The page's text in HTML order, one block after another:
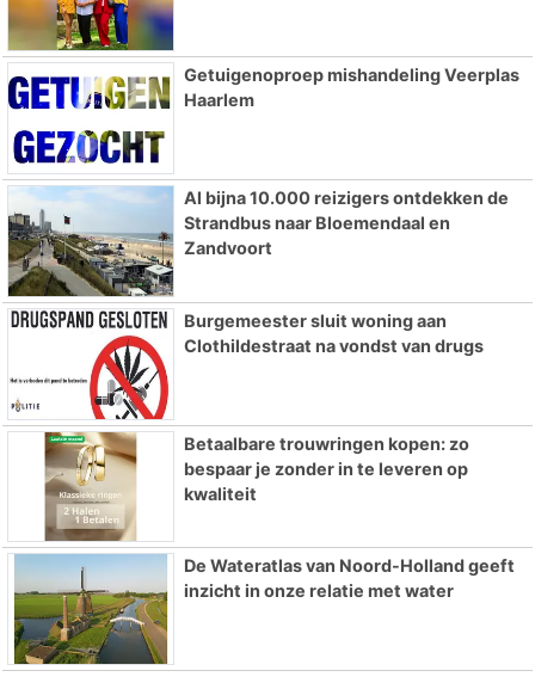
Getuigenoproep mishandeling Veerplas
Haarlem
Al bijna 10.000 reizigers ontdekken de
Strandbus naar Bloemendaal en
Zandvoort
Burgemeester sluit woning aan
Clothildestraat na vondst van drugs
Betaalbare trouwringen kopen: zo
bespaar je zonder in te leveren op
kwaliteit
De Wateratlas van Noord-Holland geeft
inzicht in onze relatie met water